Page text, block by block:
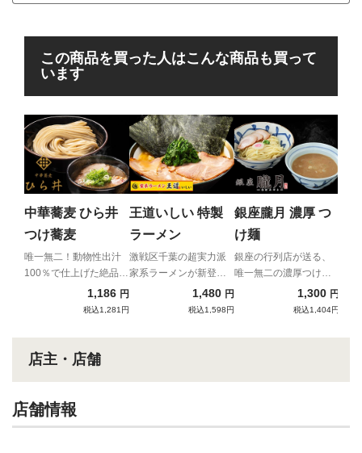
この商品を買った人はこんな商品も買って
います
中華蕎麦 ひら井
つけ蕎麦
唯一無二！動物性出汁
100％で仕上げた絶品極
1,186 円
税込1,281円
王道いしい 特製
ラーメン
激戦区千葉の超実力派
家系ラーメンが新登
1,480 円
税込1,598円
銀座朧月 濃厚 つ
け麺
銀座の行列店が送る、
唯一無二の濃厚つけ
1,300 円
税込1,404円
店主・店舗
店舗情報